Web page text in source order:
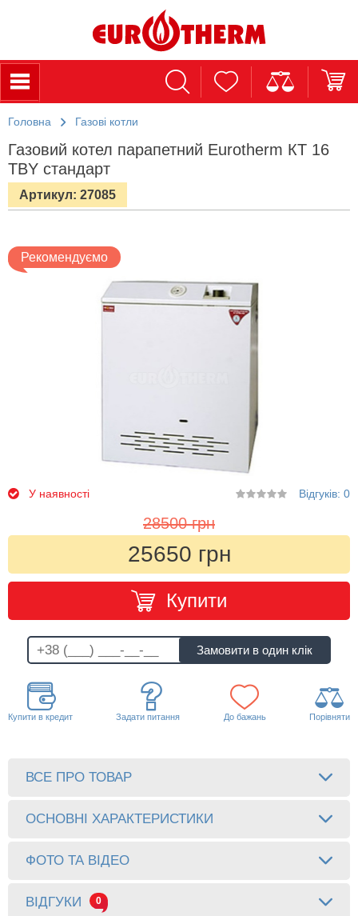
Головна Газові котли
Газовий котел парапетний Eurotherm КТ 16
TBY стандарт
Артикул: 27085
Рекомендуємо
У наявності Відгуків: 0
28500 грн
25650 грн
Купити
Купити в кредит Задати питання До бажань Порівняти
ВСЕ ПРО ТОВАР
ОСНОВНІ ХАРАКТЕРИСТИКИ
ФОТО ТА ВІДЕО
ВІДГУКИ 0